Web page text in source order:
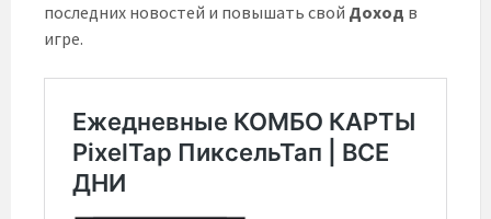
последних новостей и повышать свой Доход в
игре.